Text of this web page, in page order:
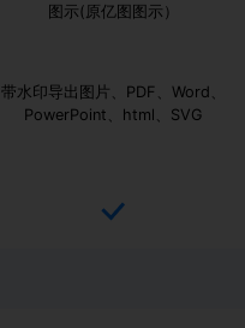
图示(原亿图图示）
带水印导出图片、PDF、Word、
PowerPoint、html、SVG